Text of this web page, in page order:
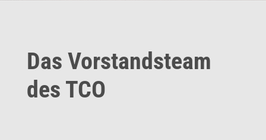
Das Vorstandsteam
des TCO